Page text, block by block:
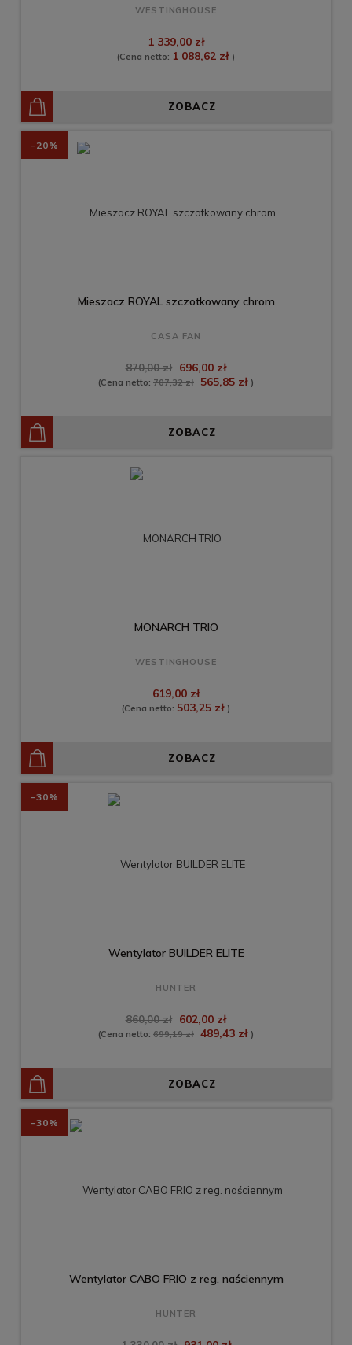
WESTINGHOUSE
1 339,00 zł
(Cena netto: 1 088,62 zł )
ZOBACZ
Mieszacz ROYAL szczotkowany chrom
CASA FAN
870,00 zł 696,00 zł
(Cena netto: 707,32 zł 565,85 zł )
ZOBACZ
-20%
MONARCH TRIO
WESTINGHOUSE
619,00 zł
(Cena netto: 503,25 zł )
ZOBACZ
Wentylator BUILDER ELITE
HUNTER
860,00 zł 602,00 zł
(Cena netto: 699,19 zł 489,43 zł )
ZOBACZ
-30%
Wentylator CABO FRIO z reg. naściennym
HUNTER
-30%